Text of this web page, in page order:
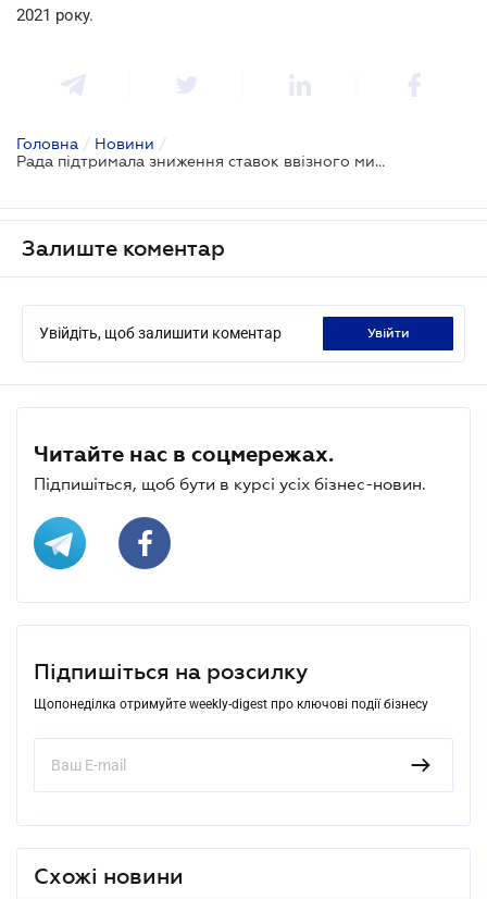
2021 року.
Головна / Новини /
Рада підтримала зниження ставок ввізного мита на тканину
Залиште коментар
Увійдіть, щоб залишити коментар увійти
Читайте нас в соцмережах.
Підпишіться, щоб бути в курсі усіх бізнес-новин.
Підпишіться на розсилку
Щопонеділка отримуйте weekly-digest про ключові події бізнесу
Схожі новини